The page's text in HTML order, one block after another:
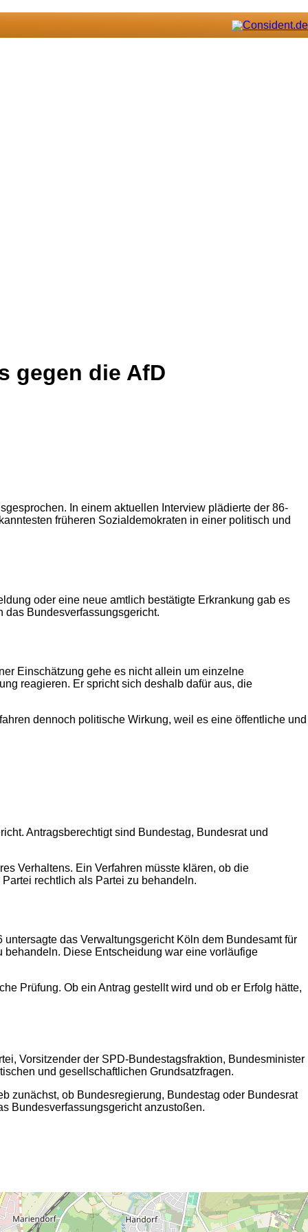
gegen die AfD
In einem aktuellen Interview plädierte der 86-
früheren Sozialdemokraten in einer politisch und
oder eine neue amtlich bestätigte Erkrankung gab es
das Bundesverfassungsgericht.
Einschätzung gehe es nicht allein um einzelne
reagieren. Er spricht sich deshalb dafür aus, die
dennoch politische Wirkung, weil es eine öffentliche und
Antragsberechtigt sind Bundestag, Bundesrat und
Verhaltens. Ein Verfahren müsste klären, ob die
rechtlich als Partei zu behandeln.
das Verwaltungsgericht Köln dem Bundesamt für
behandeln. Diese Entscheidung war eine vorläufige
Prüfung. Ob ein Antrag gestellt wird und ob er Erfolg hätte,
Vorsitzender der SPD-Bundestagsfraktion, Bundesminister
und gesellschaftlichen Grundsatzfragen.
zunächst, ob Bundesregierung, Bundestag oder Bundesrat
Bundesverfassungsgericht anzustoßen.